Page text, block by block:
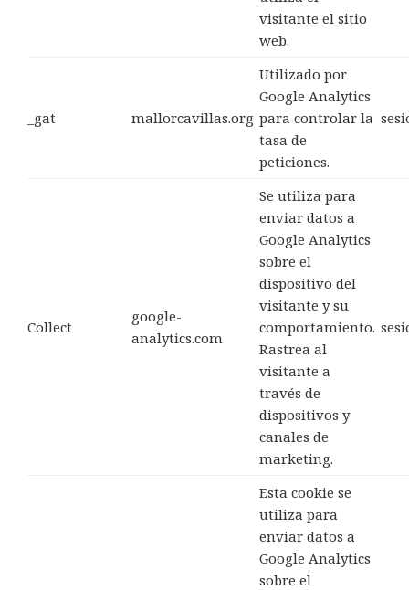
visitante el sitio
web.
_gat mallorcavillas.org
Utilizado por
Google Analytics
para controlar la
tasa de
peticiones.
Collect
google-
analytics.com
Se utiliza para
enviar datos a
Google Analytics
sobre el
dispositivo del
visitante y su
comportamiento.
Rastrea al
visitante a
través de
dispositivos y
canales de
marketing.
Esta cookie se
utiliza para
enviar datos a
Google Analytics
sobre el